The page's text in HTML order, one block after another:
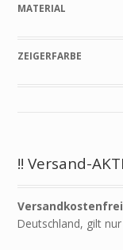
MATERIAL
ZEIGERFARBE
!! Versand-
Deutschland, gilt